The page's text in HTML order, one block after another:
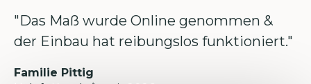
"Das Maß wurde Online genommen &
der Einbau hat reibungslos funktioniert."
Familie Pittig